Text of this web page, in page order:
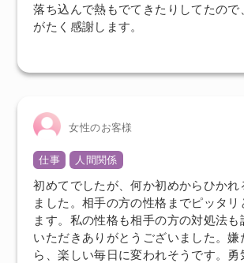
落ち込んで熱もでてきたりしてたので
がたく感謝します。
女性のお客様
仕事 人間関係
初めてでしたが、何か初めからひかれ
ました。相手の方の性格までピッタリ
ます。私の性格も相手の方の対処法も
いただきありがとうございました。
ら、楽しい毎日に変われそうです。勇